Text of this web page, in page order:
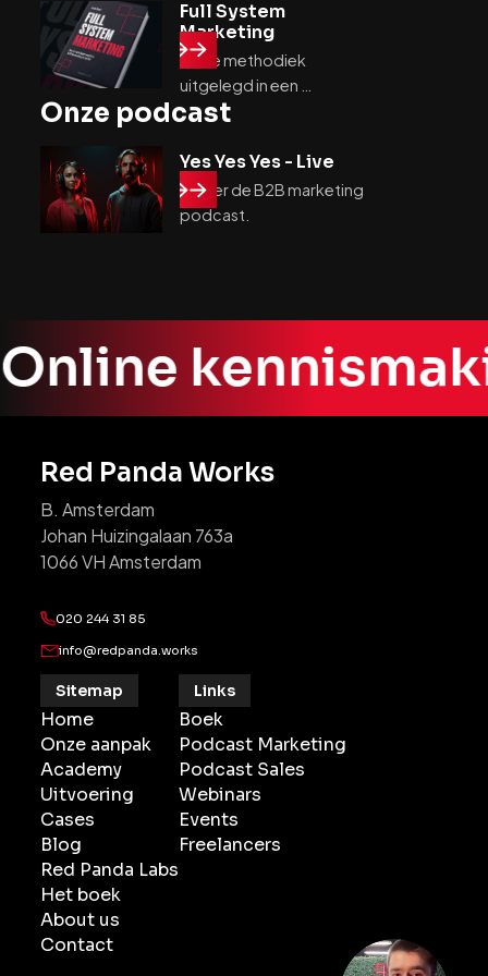
Full System
Marketing
Onze methodiek
uitgelegd in een
oldschool boek.
Onze podcast
Yes Yes Yes - Live
Luister de B2B marketing
podcast.
Online
Red Panda Works
B. Amsterdam
Johan Huizingalaan 763a
1066 VH Amsterdam
020 244 31 85
info@redpanda.works
Sitemap
Home
Onze aanpak
Academy
Uitvoering
Cases
Blog
Red Panda Labs
Het boek
About us
Contact
Links
Boek
Podcast Marketing
Podcast Sales
Webinars
Events
Freelancers